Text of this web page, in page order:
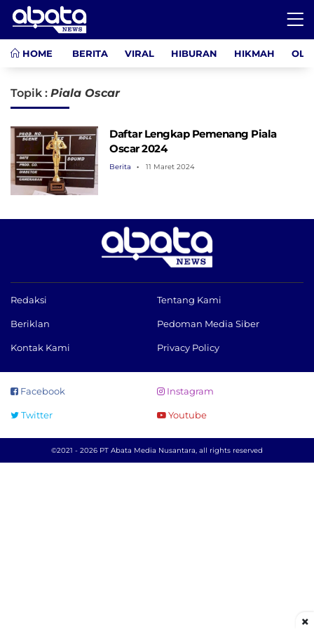
HOME BERITA VIRAL HIBURAN HIKMAH
Topik : Piala Oscar
Daftar Lengkap Pemenang Piala
Oscar 2024
Berita 11 Maret 2024
Redaksi Tentang Kami
Beriklan Pedoman Media Siber
Kontak Kami Privacy Policy
Facebook Instagram
Twitter Youtube
©2021 - 2026 PT Abata Media Nusantara, all rights reserved
×